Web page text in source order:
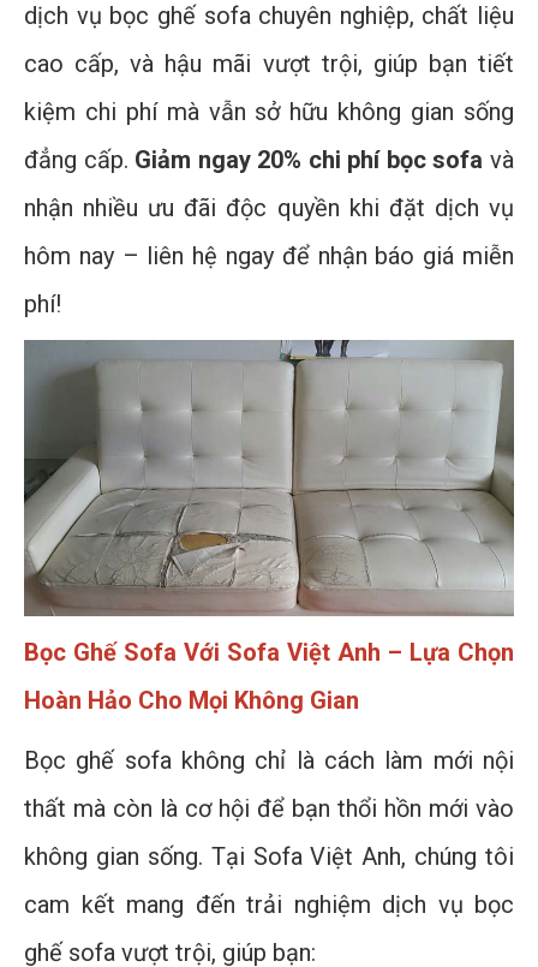
dịch vụ bọc ghế sofa chuyên nghiệp, chất liệu
cao cấp, và hậu mãi vượt trội, giúp bạn tiết
kiệm chi phí mà vẫn sở hữu không gian sống
đẳng cấp. Giảm ngay 20% chi phí bọc sofa và
nhận nhiều ưu đãi độc quyền khi đặt dịch vụ
hôm nay – liên hệ ngay để nhận báo giá miễn
phí!
Bọc Ghế Sofa Với Sofa Việt Anh – Lựa Chọn
Hoàn Hảo Cho Mọi Không Gian
Bọc ghế sofa không chỉ là cách làm mới nội
thất mà còn là cơ hội để bạn thổi hồn mới vào
không gian sống. Tại Sofa Việt Anh, chúng tôi
cam kết mang đến trải nghiệm dịch vụ bọc
ghế sofa vượt trội, giúp bạn: